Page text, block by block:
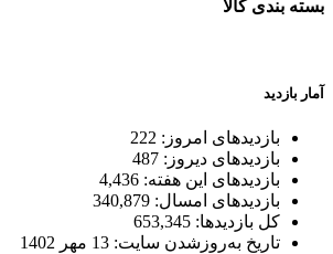
بسته بندی کالا
آمار بازدید
بازدیدهای امروز: 222
بازدیدهای دیروز: 487
بازدیدهای این هفته: 4,436
بازدیدهای امسال: 340,879
کل بازدیدها: 653,345
تاریخ به‌روزشدن سایت: 13 مهر 1402